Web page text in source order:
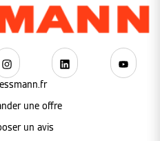
une offre
un avis